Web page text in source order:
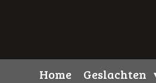
Home Geslachten